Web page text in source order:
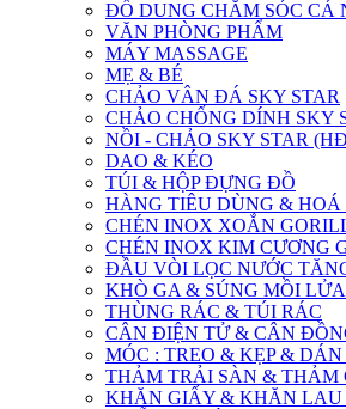
ĐỒ DUNG CHĂM SÓC CÁ
VĂN PHÒNG PHẨM
MÁY MASSAGE
MẸ & BÉ
CHẢO VÂN ĐÁ SKY STAR
CHẢO CHỐNG DÍNH SKY
NỒI - CHẢO SKY STAR
DAO & KÉO
TÚI & HỘP ĐỰNG ĐỒ
HÀNG TIÊU DÙNG & HOÁ
CHÉN INOX XOẮN
CHÉN INOX KIM CƯƠNG
ĐẦU VÒI LỌC NƯỚC
KHÒ GA & SÚNG MỒI LỬA
THÙNG RÁC & TÚI RÁC
CÂN ĐIỆN TỬ & CÂN
MÓC : TREO & KẸP &
THẢM TRẢI SÀN & THẢM
KHĂN GIẤY & KHĂN